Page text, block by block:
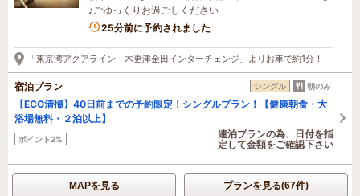
♪ごゆっくりお過ごしください
2名がこの宿を見ています
25分前に予約されました
「東京湾アクアライン 木更津金田インターチェンジ」よりお車で約1分！
宿泊プラン シングル 朝のみ
【ECO清掃】40日前までの予約限定！シングルプラン！【健康朝食・大
浴場無料・２泊以上】
ポイント2%
連泊プランの為、日付を指
定して金額をご確認下さい
MAPを見る プランを見る(67件)